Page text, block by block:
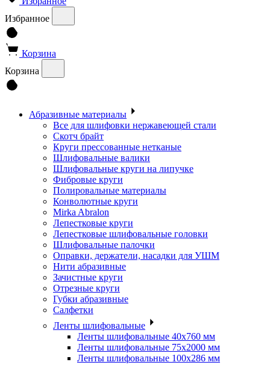
Избранное
Корзина
Корзина
Абразивные материалы
Все для шлифовки нержавеющей стали
Скотч брайт
Круги прессованные нетканые
Шлифовальные валики
Шлифовальные круги на липучке
Фибровые круги
Полировальные материалы
Конволютные круги
Mirka Abralon
Лепестковые круги
Лепестковые шлифовальные головки
Шлифовальные палочки
Оправки, держатели, насадки для УШМ
Нити абразивные
Зачистные круги
Отрезные круги
Губки абразивные
Салфетки
Ленты шлифовальные
Ленты шлифовальные 40х760 мм
Ленты шлифовальные 75х2000 мм
Ленты шлифовальные 100х286 мм